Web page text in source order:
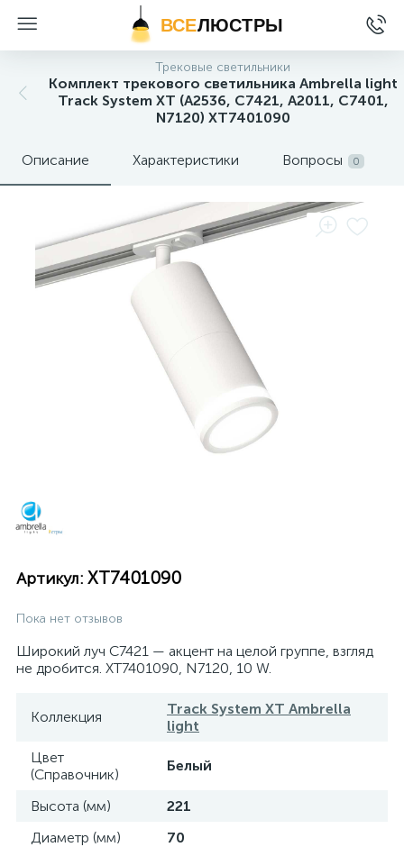
ВСЕЛЮСТРЫ
Трековые светильники
Комплект трекового светильника Ambrella light
Track System XT (A2536, C7421, A2011, C7401,
N7120) XT7401090
Описание Характеристики Вопросы 0
Артикул: XT7401090
Пока нет отзывов
Широкий луч C7421 — акцент на целой группе, взгляд
не дробится. XT7401090, N7120, 10 W.
Коллекция
Track System XT Ambrella
light
Цвет
(Справочник)
Белый
Высота (мм)
221
Диаметр (мм)
70